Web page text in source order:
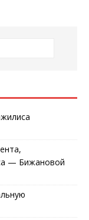
— Бижановой